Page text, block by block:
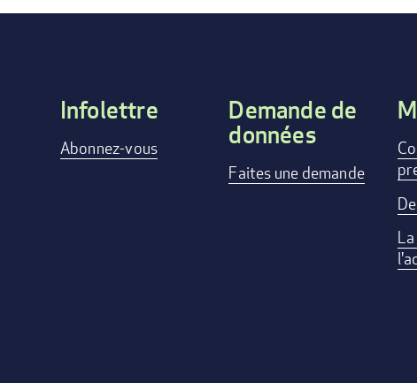
Footer
Infolettre
Abonnez-vous
Demande de
données
Faites une demande